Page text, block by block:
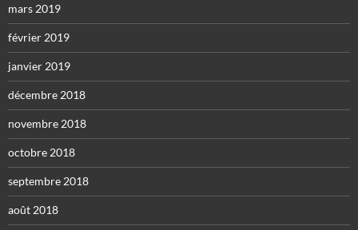
mars 2019
février 2019
janvier 2019
décembre 2018
novembre 2018
octobre 2018
septembre 2018
août 2018